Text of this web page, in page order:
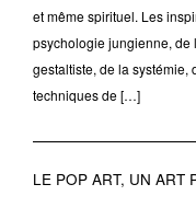
et même spirituel. Les
psychologie jungienne, de
gestaltiste, de la
techniques de […]
LE POP ART, UN ART